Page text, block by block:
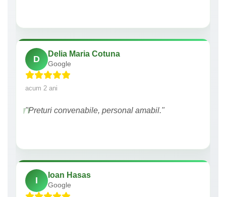
D
Delia Maria Cotuna
Google
acum 2 ani
"Preturi convenabile, personal amabil."
I
Ioan Hasas
Google